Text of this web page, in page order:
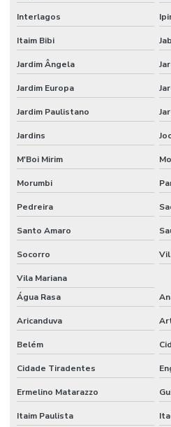
Fornecedor de vidraria para
Fornecedores de materiais para
Forno para laboratório
Forno mufla
Forno mufla preço
Frasco bod
Frasco mariotte
Frasco mariotte com torneira
Frasco reagente graduado tampa azul
Frasco reagente com tampa de rosca
Frasco roller
Frasco roux
Freezer para laboratório
Interlagos
Itaim Bibi
Jardim Ângela
Jardim Europa
Jardim Paulistano
Jardins
M'Boi Mirim
Morumbi
Pedreira
Santo Amaro
Socorro
Vila Mariana
Água Rasa
Aricanduva
Belém
Cidade Tiradentes
Ermelino Matarazzo
Itaim Paulista